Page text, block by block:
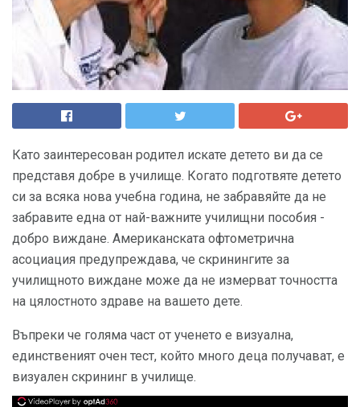
Като заинтересован родител искате детето ви да се
представя добре в училище. Когато подготвяте детето
си за всяка нова учебна година, не забравяйте да не
забравите една от най-важните училищни пособия -
добро виждане. Американската офтометрична
асоциация предупреждава, че скринингите за
училищното виждане може да не измерват точността
на цялостното здраве на вашето дете.
Въпреки че голяма част от ученето е визуална,
единственият очен тест, който много деца получават, е
визуален скрининг в училище.